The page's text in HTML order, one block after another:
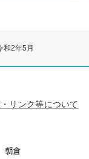
2年5月
リンク等について